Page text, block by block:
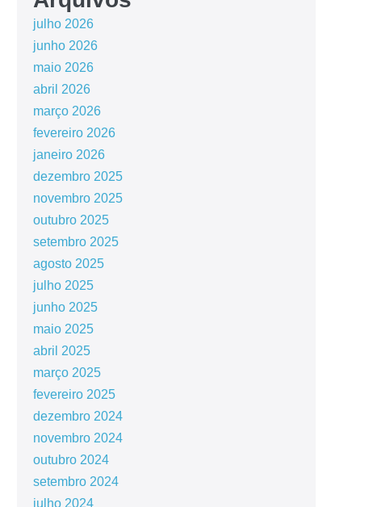
julho 2026
junho 2026
maio 2026
abril 2026
março 2026
fevereiro 2026
janeiro 2026
dezembro 2025
novembro 2025
outubro 2025
setembro 2025
agosto 2025
julho 2025
junho 2025
maio 2025
abril 2025
março 2025
fevereiro 2025
dezembro 2024
novembro 2024
outubro 2024
setembro 2024
julho 2024